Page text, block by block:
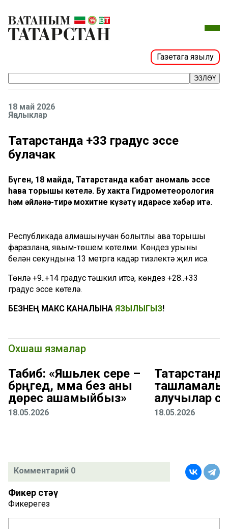
Газетага язылу
ЭЗЛӘҮ
18 май 2026
Яңалыклар
Татарстанда +33 градус эссе
булачак
Бүген, 18 майда, Татарстанда кабат аномаль эссе
һава торышы көтелә. Бу хакта Гидрометеорология
һәм әйләнә-тирә мохитне күзәтү идарәсе хәбәр итә.
Республикада алмашынучан болытлы һава торышы
фаразлана, явым-төшем көтелми. Көндез урыны
белән секундына 13 метрга кадәр тизлектә җил исә.
Төнлә +9..+14 градус тәшкил итсә, көндез +28..+33
градус эссе көтелә.
БЕЗНЕҢ МАКС КАНАЛЫНА ЯЗЫЛЫГЫЗ!
Охшаш язмалар
Табиб: «Яшьлек сере –
бәрәңгедә, әмма без аны
дөрес ашамыйбыз»
18.05.2026
ташламалы
алучылар
18.05.2026
Комментарий 0
Фикер өстәү
Фикерегез